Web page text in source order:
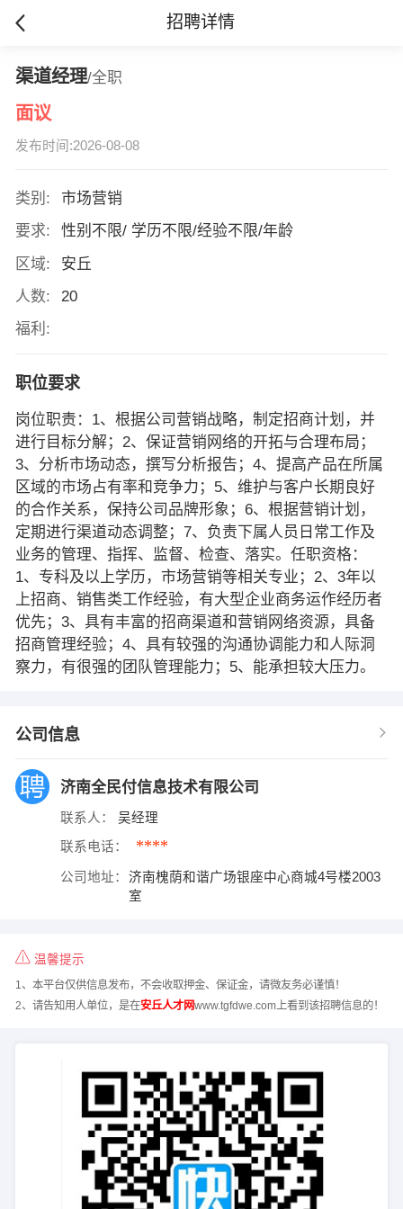
招聘详情
渠道经理/全职
面议
发布时间:2026-08-08
类别:
市场营销
要求:
性别不限/ 学历不限/经验不限/年龄
区域:
安丘
人数:
20
福利:
职位要求
岗位职责：1、根据公司营销战略，制定招商计划，并
进行目标分解；2、保证营销网络的开拓与合理布局；
3、分析市场动态，撰写分析报告；4、提高产品在所属
区域的市场占有率和竞争力；5、维护与客户长期良好
的合作关系，保持公司品牌形象；6、根据营销计划，
定期进行渠道动态调整；7、负责下属人员日常工作及
业务的管理、指挥、监督、检查、落实。任职资格：
1、专科及以上学历，市场营销等相关专业；2、3年以
上招商、销售类工作经验，有大型企业商务运作经历者
优先；3、具有丰富的招商渠道和营销网络资源，具备
招商管理经验；4、具有较强的沟通协调能力和人际洞
察力，有很强的团队管理能力；5、能承担较大压力。
公司信息
济南全民付信息技术有限公司
联系人： 吴经理
联系电话： ****
公司地址：
济南槐荫和谐广场银座中心商城4号楼2003
室
温馨提示
1、本平台仅供信息发布，不会收取押金、保证金，请微友务必谨慎！
2、请告知用人单位，是在安丘人才网www.tgfdwe.com上看到该招聘信息的！